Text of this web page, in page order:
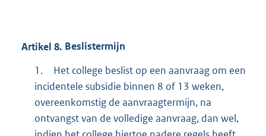
Artikel 8. Beslistermijn
1.
Het college beslist op een aanvraag om een
incidentele subsidie binnen 8 of 13 weken,
overeenkomstig de aanvraagtermijn, na
ontvangst van de volledige aanvraag, dan wel,